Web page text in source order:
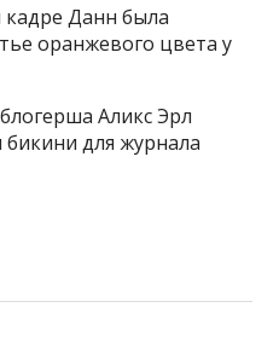
Данн была
оранжевого цвета у
Аликс Эрл
бикини для журнала